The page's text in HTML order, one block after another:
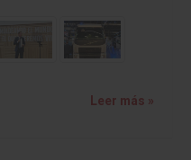
Leer más »